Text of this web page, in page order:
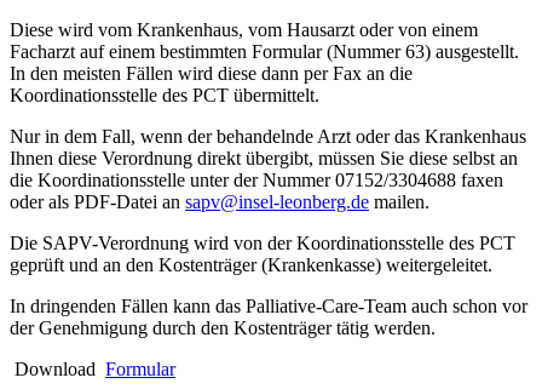
Diese wird vom Krankenhaus, vom Hausarzt oder von einem
Facharzt auf einem bestimmten Formular (Nummer 63) ausgestellt.
In den meisten Fällen wird diese dann per Fax an die
Koordinationsstelle des PCT übermittelt.
Nur in dem Fall, wenn der behandelnde Arzt oder das Krankenhaus
Ihnen diese Verordnung direkt übergibt, müssen Sie diese selbst an
die Koordinationsstelle unter der Nummer 07152/3304688 faxen
oder als PDF-Datei an sapv@insel-leonberg.de mailen.
Die SAPV-Verordnung wird von der Koordinationsstelle des PCT
geprüft und an den Kostenträger (Krankenkasse) weitergeleitet.
In dringenden Fällen kann das Palliative-Care-Team auch schon vor
der Genehmigung durch den Kostenträger tätig werden.
Download Formular